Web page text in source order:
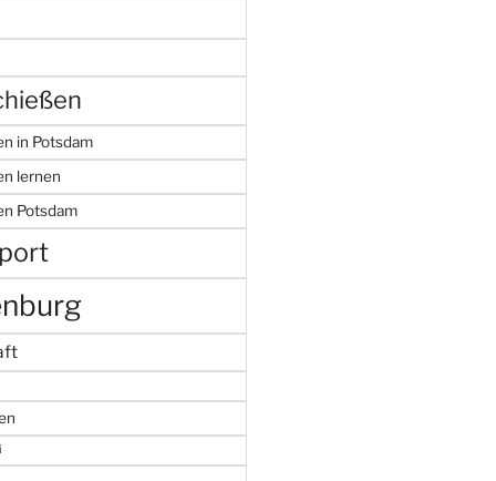
in Potsdam
lernen
Potsdam